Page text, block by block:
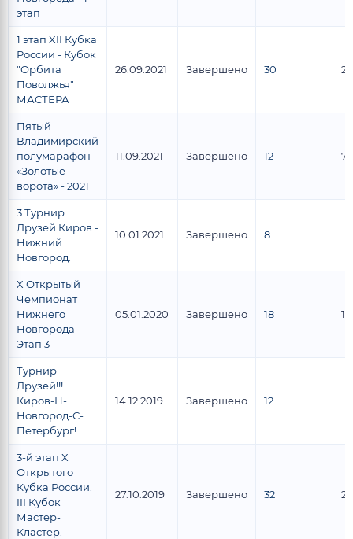
этап
1 этап XII Кубка
России - Кубок
"Орбита
Поволжья"
МАСТЕРА
26.09.2021 Завершено 30 24
Пятый
Владимирский
полумарафон
«Золотые
ворота» - 2021
11.09.2021 Завершено 12 7
3 Турнир
Друзей Киров -
Нижний
Новгород.
10.01.2021 Завершено 8
X Открытый
Чемпионат
Нижнего
Новгорода
Этап 3
05.01.2020 Завершено 18 12
Турнир
Друзей!!!
Киров-Н-
Новгород-С-
Петербург!
14.12.2019 Завершено 12
3-й этап X
Открытого
Кубка России.
III Кубок
Мастер-
Кластер.
27.10.2019 Завершено 32 23